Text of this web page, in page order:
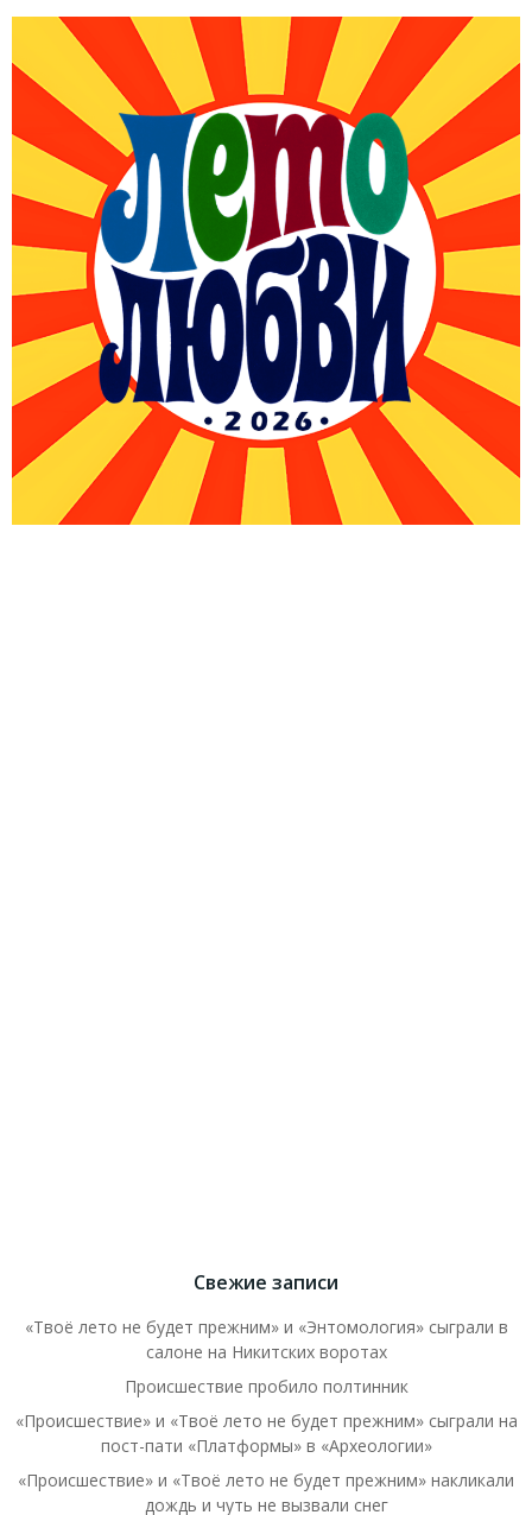
Свежие записи
«Твоё лето не будет прежним» и «Энтомология» сыграли в
салоне на Никитских воротах
Происшествие пробило полтинник
«Происшествие» и «Твоё лето не будет прежним» сыграли на
пост-пати «Платформы» в «Археологии»
«Происшествие» и «Твоё лето не будет прежним» накликали
дождь и чуть не вызвали снег